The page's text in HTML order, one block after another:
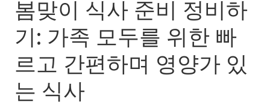
봄맞이 식사 준비 정비하
기: 가족 모두를 위한 빠
르고 간편하며 영양가 있
는 식사